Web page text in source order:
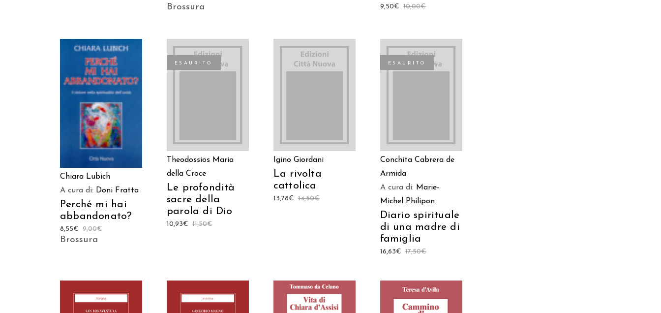
Brossura 10,00€
9,50€
AGGIUNGI AL CARRELLO
Chiara Lubich
A cura di: Doni Fratta
Perché mi hai
abbandonato?
9,00€
8,55€
Brossura
ESAURITO
Theodossios Maria
della Croce
Le profondità
sacre della
parola di Dio
11,50€
10,93€
Igino Giordani
La rivolta
cattolica
14,50€
13,78€
ESAURITO
Conchita Cabrera de
Armida
A cura di: Marie-
Michel Philipon
Diario spirituale
di una madre di
famiglia
17,50€
16,63€